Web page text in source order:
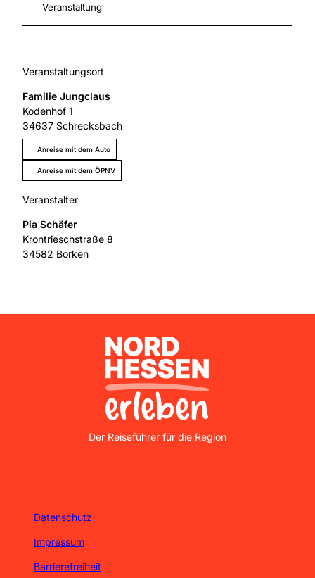
Veranstaltung
Veranstaltungsort
Familie Jungclaus
Kodenhof 1
34637 Schrecksbach
Anreise mit dem Auto
Anreise mit dem ÖPNV
Veranstalter
Pia Schäfer
Krontrieschstraße 8
34582 Borken
Nordhessen Erleben
Der Reiseführer für die Region
Datenschutz
Impressum
Barrierefreiheit